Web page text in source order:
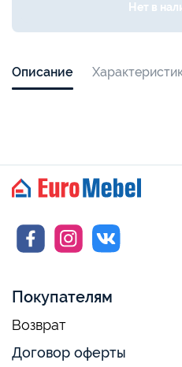
Нет в
Описание
Покупателям
Возврат
Договор оферты